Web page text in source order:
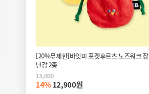
[20%무제한]바잇미 포켓후르츠 노즈워크 장
난감 2종
15,000
14%12,900원